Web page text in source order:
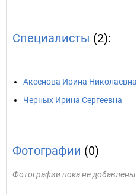
Специалисты (2):
Аксенова Ирина Николаевна
Черных Ирина Сергеевна
Фотографии (0)
Фотографии пока не добавлены